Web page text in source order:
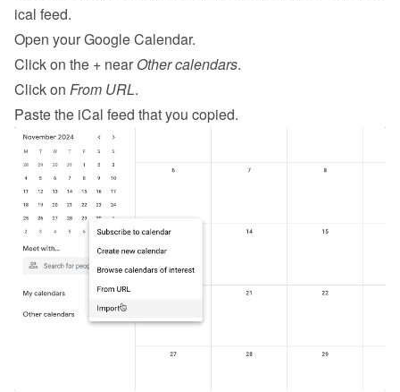
ical feed.
Open your Google Calendar.
Click on the + near Other calendars.
Click on From URL.
Paste the iCal feed that you copied.